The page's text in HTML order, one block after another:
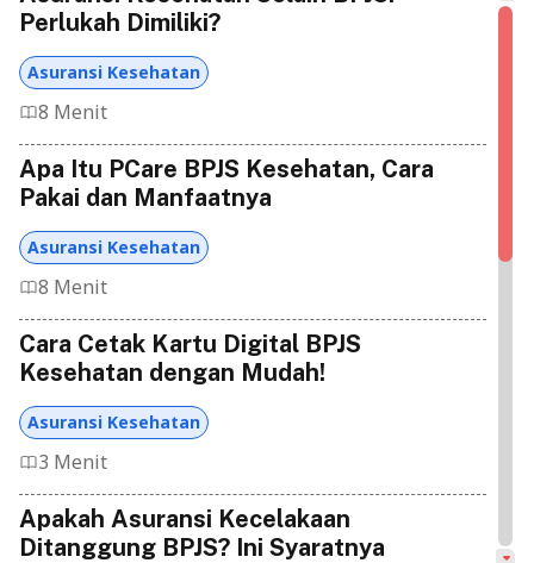
Perlukah Dimiliki?
Asuransi Kesehatan
8 Menit
Apa Itu PCare BPJS Kesehatan, Cara
Pakai dan Manfaatnya
Asuransi Kesehatan
8 Menit
Cara Cetak Kartu Digital BPJS
Kesehatan dengan Mudah!
Asuransi Kesehatan
3 Menit
Apakah Asuransi Kecelakaan
Ditanggung BPJS? Ini Syaratnya